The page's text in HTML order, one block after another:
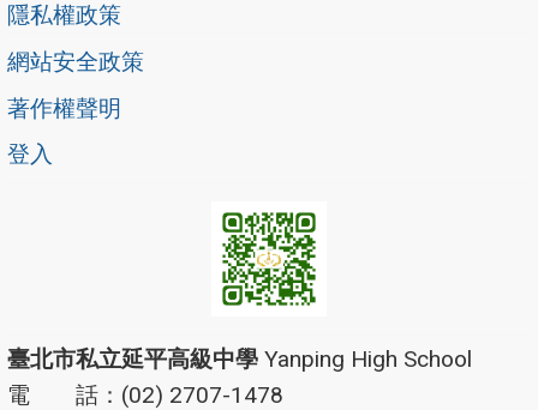
隱私權政策
網站安全政策
著作權聲明
登入
臺北市私立延平高級中學 Yanping High School
電 話：(02) 2707-1478